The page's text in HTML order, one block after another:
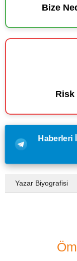
Bize
Risk
Haberleri
Yazar Biyografisi